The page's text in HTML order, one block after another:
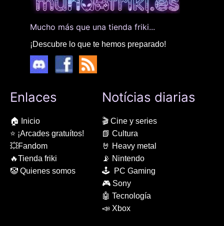
Mucho más que una tienda friki...
¡Descubre lo que te hemos preparado!
Enlaces
🏠 Inicio
⭐ ¡Arcades gratuítos!
💥Fandom
🔥Tienda friki
🤡 Quienes somos
Notícias diarias
🎬 Cine y series
📗 Cultura
🤘 Heavy metal
📡 Nintendo
🕹 PC Gaming
🎮 Sony
🤖 Tecnología
📣 Xbox